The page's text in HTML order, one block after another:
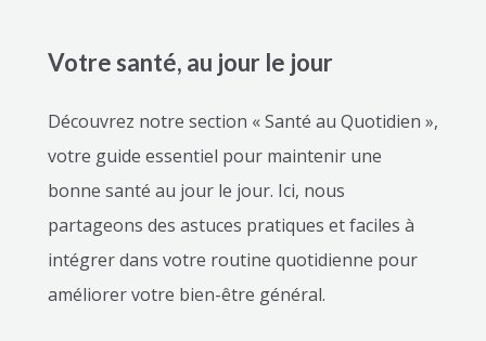
Votre santé, au jour le jour
Découvrez notre section « Santé au Quotidien »,
votre guide essentiel pour maintenir une
bonne santé au jour le jour. Ici, nous
partageons des astuces pratiques et faciles à
intégrer dans votre routine quotidienne pour
améliorer votre bien-être général.